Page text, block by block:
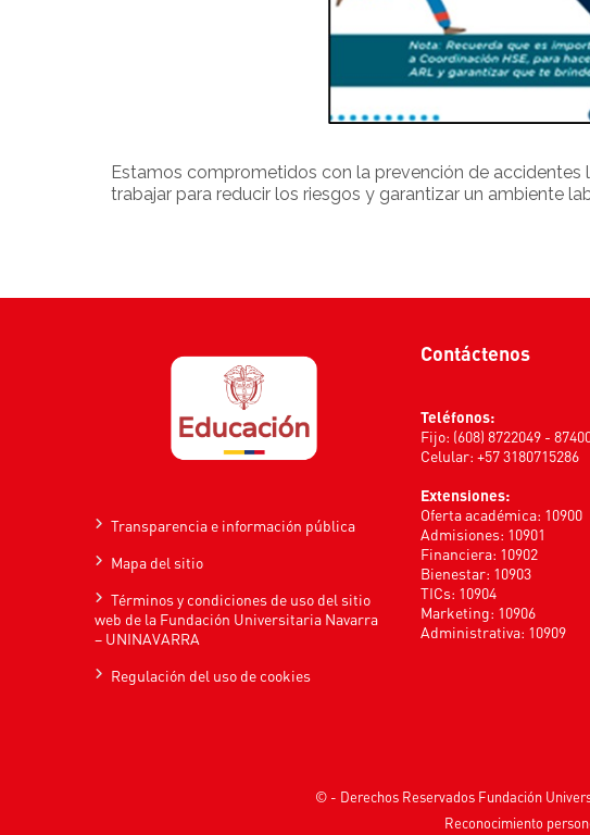
Estamos comprometidos con la prevención de
trabajar para reducir los riesgos y garantizar un ambiente
Transparencia e información pública
Mapa del sitio
Términos y condiciones de uso del sitio
web de la Fundación Universitaria Navarra
– UNINAVARRA
Regulación del uso de cookies
Contáctenos
Teléfonos:
Fijo: (608) 8722049 -
Celular: +57 3180715286
Extensiones:
Oferta académica: 10900
Admisiones: 10901
Financiera: 10902
Bienestar: 10903
TICs: 10904
Marketing: 10906
Administrativa: 10909
© - Derechos Reservados Fundación
Reconocimiento